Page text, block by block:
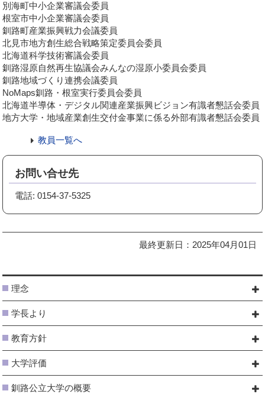
別海町中小企業審議会委員
根室市中小企業審議会委員
釧路町産業振興戦力会議委員
北見市地方創生総合戦略策定委員会委員
北海道科学技術審議会委員
釧路湿原自然再生協議会みんなの湿原小委員会委員
釧路地域づくり連携会議委員
NoMaps釧路・根室実行委員会委員
北海道半導体・デジタル関連産業振興ビジョン有識者懇話会委員
地方大学・地域産業創生交付金事業に係る外部有識者懇話会委員
教員一覧へ
お問い合せ先
電話: 0154-37-5325
最終更新日：2025年04月01日
理念
学長より
教育方針
大学評価
釧路公立大学の概要